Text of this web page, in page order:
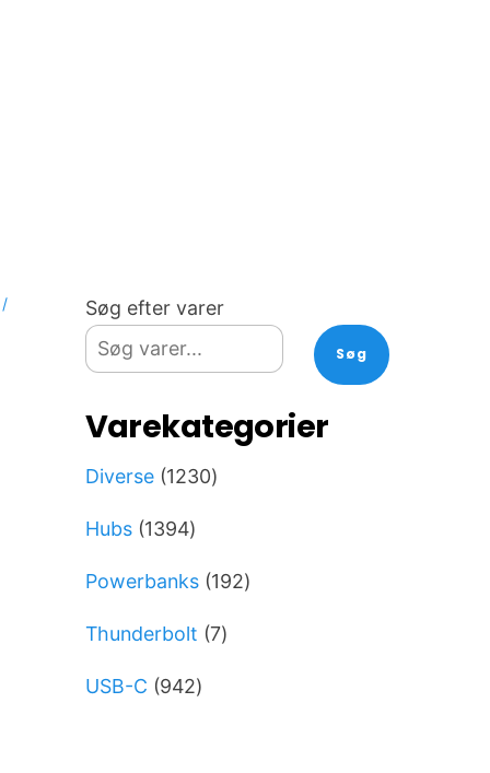
Søg efter varer
Søg
Varekategorier
Diverse 12301230
Hubs 13941394
Powerbanks 192192
Thunderbolt 77
USB-C 942942